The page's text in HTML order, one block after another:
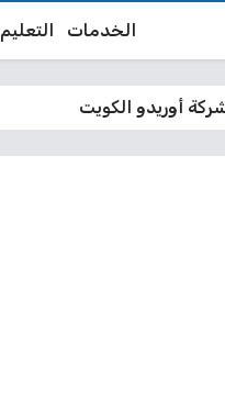
الخدمات التعليم
أوريدو الكويت